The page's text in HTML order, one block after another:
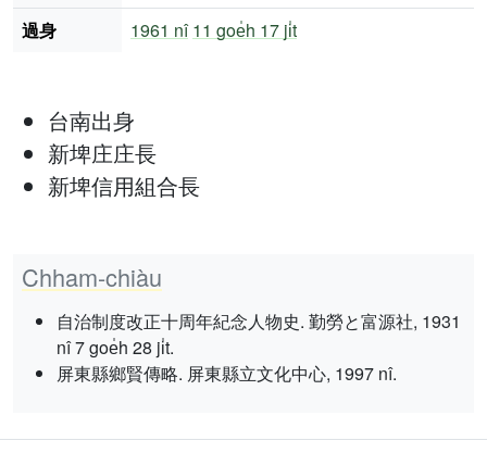
台南出身
新埤庄庄長
新埤信用組合長
Chham-chiàu
自治制度改正十周年紀念人物史. 勤勞と富源社, 1931
nî 7 goe̍h 28 ji̍t.
屏東縣鄉賢傳略. 屏東縣立文化中心, 1997 nî.
過身
1961 nî 11 goe̍h 17 ji̍t